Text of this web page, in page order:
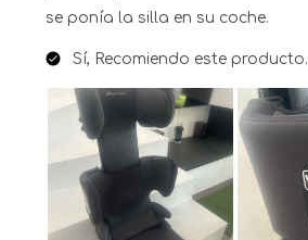
se ponía la silla en su coche.
Sí, Recomiendo este producto.